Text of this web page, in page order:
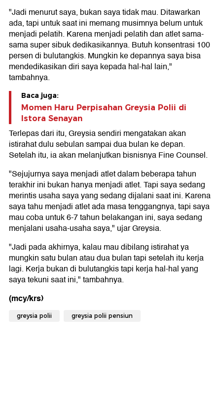
"Jadi menurut saya, bukan saya tidak mau. Ditawarkan
ada, tapi untuk saat ini memang musimnya belum untuk
menjadi pelatih. Karena menjadi pelatih dan atlet sama-
sama super sibuk dedikasikannya. Butuh konsentrasi 100
persen di bulutangkis. Mungkin ke depannya saya bisa
mendedikasikan diri saya kepada hal-hal lain,"
tambahnya.
Baca juga:
Momen Haru Perpisahan Greysia Polii di
Istora Senayan
Terlepas dari itu, Greysia sendiri mengatakan akan
istirahat dulu sebulan sampai dua bulan ke depan.
Setelah itu, ia akan melanjutkan bisnisnya Fine Counsel.
"Sejujurnya saya menjadi atlet dalam beberapa tahun
terakhir ini bukan hanya menjadi atlet. Tapi saya sedang
merintis usaha saya yang sedang dijalani saat ini. Karena
saya tahu menjadi atlet ada masa tenggangnya, tapi saya
mau coba untuk 6-7 tahun belakangan ini, saya sedang
menjalani usaha-usaha saya," ujar Greysia.
"Jadi pada akhirnya, kalau mau dibilang istirahat ya
mungkin satu bulan atau dua bulan tapi setelah itu kerja
lagi. Kerja bukan di bulutangkis tapi kerja hal-hal yang
saya tekuni saat ini," tambahnya.
(mcy/krs)
greysia polii greysia polii pensiun